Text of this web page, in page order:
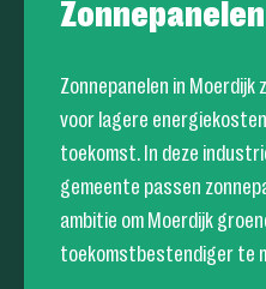
Zonnepanelen in Moerdijk
voor lagere
toekomst. In deze
gemeente passen
ambitie om Moerdijk
toekomstbestendiger te